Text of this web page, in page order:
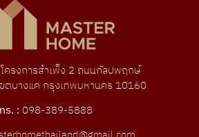
ครงการสําเพ็ง 2 ถนนกัลปพฤกษ์
ตบางแค กรุงเทพมหานคร 10160
ร. : 098-389-5888